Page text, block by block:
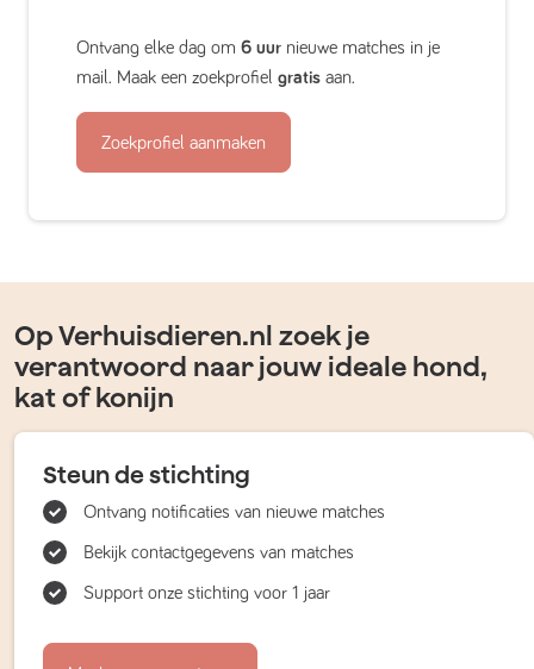
Ontvang elke dag om 6 uur nieuwe matches in je
mail. Maak een zoekprofiel gratis aan.
Zoekprofiel aanmaken
Op Verhuisdieren.nl zoek je
verantwoord naar jouw ideale hond,
kat of konijn
Steun de stichting
Ontvang notificaties van nieuwe matches
Bekijk contactgegevens van matches
Support onze stichting voor 1 jaar